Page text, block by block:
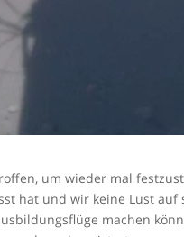
um wieder mal
hat und wir keine Lust
machen